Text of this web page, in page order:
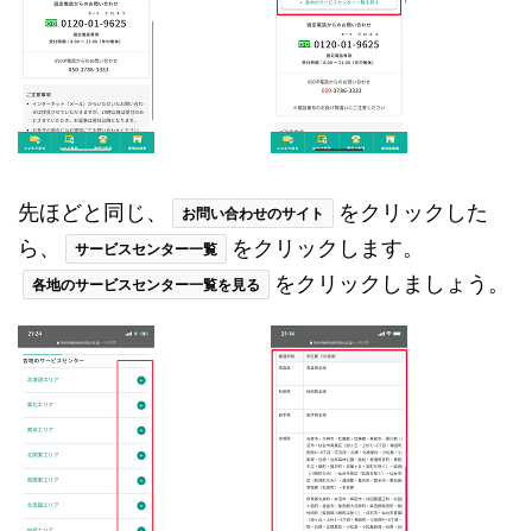
先ほどと同じ、 お問い合わせのサイト
をクリックした
ら、
サービスセンター一覧 をクリックします。
各地のサービスセンター一覧を見る をクリックしましょう。